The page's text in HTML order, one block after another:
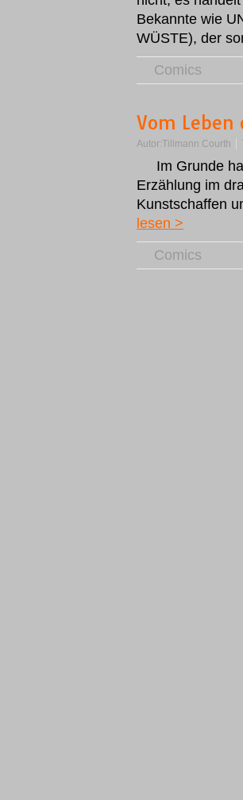
Bekannte wie
WÜSTE), der
Comics
Vom Leben
Autor:Tillmann Courth
Im Grunde
Erzählung im
Kunstschaffen
lesen >
Comics